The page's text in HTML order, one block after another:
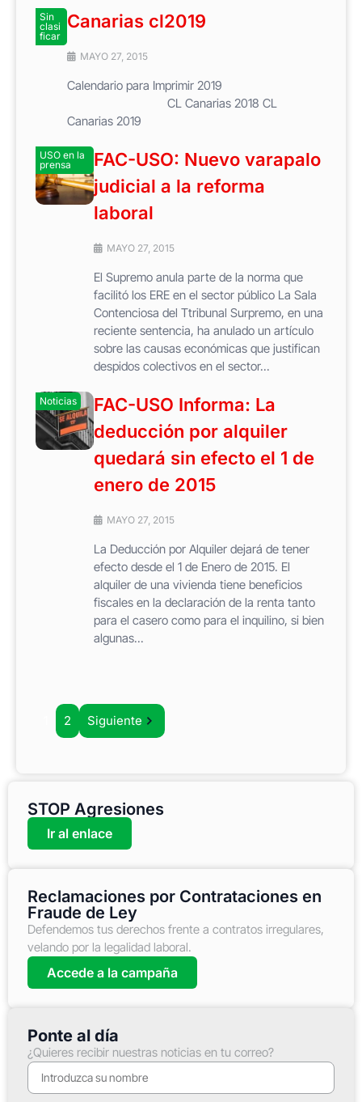
Sin
clasi
ficar
Canarias cl2019
MAYO 27, 2015
Calendario para Imprimir 2019
CL Canarias 2018 CL
Canarias 2019
USO en la
prensa
FAC-USO: Nuevo varapalo
judicial a la reforma
laboral
MAYO 27, 2015
El Supremo anula parte de la norma que
facilitó los ERE en el sector público La Sala
Contenciosa del Ttribunal Surpremo, en una
reciente sentencia, ha anulado un artículo
sobre las causas económicas que justifican
despidos colectivos en el sector...
Noticias
FAC-USO Informa: La
deducción por alquiler
quedará sin efecto el 1 de
enero de 2015
MAYO 27, 2015
La Deducción por Alquiler dejará de tener
efecto desde el 1 de Enero de 2015. El
alquiler de una vivienda tiene beneficios
fiscales en la declaración de la renta tanto
para el casero como para el inquilino, si bien
algunas...
2 Siguiente
STOP Agresiones
Ir al enlace
Reclamaciones por Contrataciones en
Fraude de Ley
Defendemos tus derechos frente a contratos irregulares,
velando por la legalidad laboral.
Accede a la campaña
Ponte al día
¿Quieres recibir nuestras noticias en tu correo?